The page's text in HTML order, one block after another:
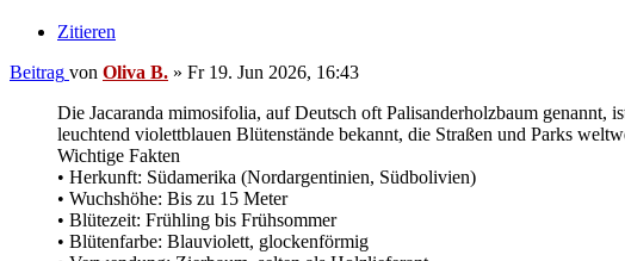
Zitieren
Beitrag von Oliva B. » Fr 19. Jun 2026, 16:43
Die Jacaranda mimosifolia, auf Deutsch oft Palisanderholzbaum genannt,
leuchtend violettblauen Blütenstände bekannt, die Straßen und Parks
Wichtige Fakten
• Herkunft: Südamerika (Nordargentinien, Südbolivien)
• Wuchshöhe: Bis zu 15 Meter
• Blütezeit: Frühling bis Frühsommer
• Blütenfarbe: Blauviolett, glockenförmig